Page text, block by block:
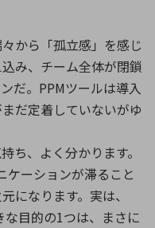
から「孤立感」を感じ
み、チーム全体が閉鎖
だ。 PPMツールは導入
だ定着していないがゆ
ち、よく分かります。
ケーションが滞ること
になります。実は、
な目的の1つは、まさに